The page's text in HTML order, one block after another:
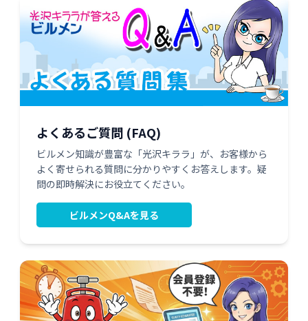
よくあるご質問 (FAQ)
ビルメン知識が豊富な「光沢キララ」が、お客様から
よく寄せられる質問に分かりやすくお答えします。疑
問の即時解決にお役立てください。
ビルメンQ&Aを見る